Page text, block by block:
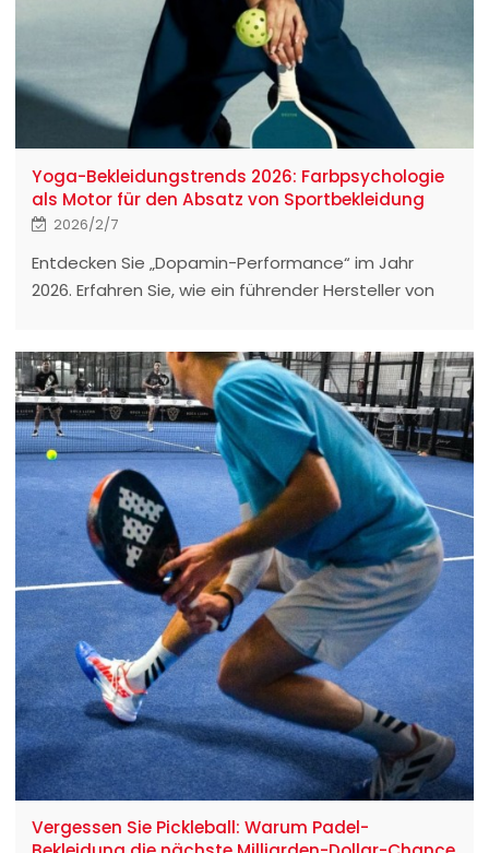
Yoga-Bekleidungstrends 2026: Farbpsychologie
als Motor für den Absatz von Sportbekleidung
2026/2/7
Entdecken Sie „Dopamin-Performance“ im Jahr
2026. Erfahren Sie, wie ein führender Hersteller von
steigern. Sichern Sie sich jetzt Experteneinblicke.
Vergessen Sie Pickleball: Warum Padel-